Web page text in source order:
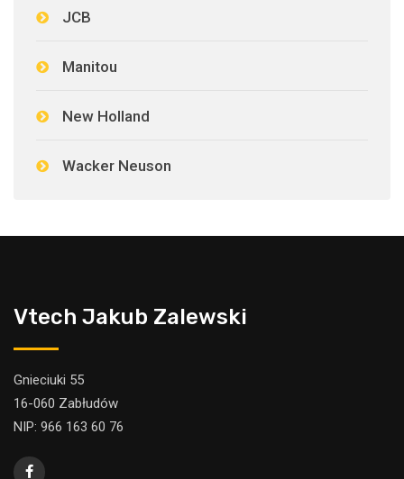
JCB
Manitou
New Holland
Wacker Neuson
Vtech Jakub Zalewski
Gnieciuki 55
16-060 Zabłudów
NIP: 966 163 60 76